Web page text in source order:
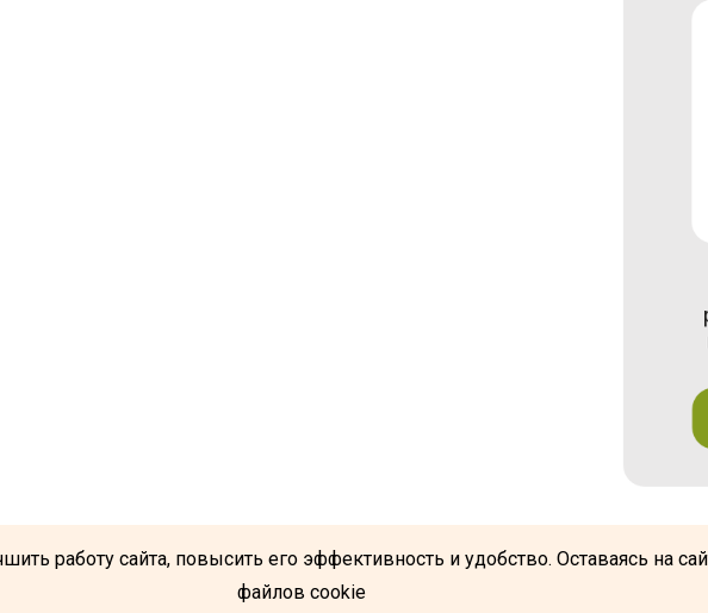
работу сайта, повысить его эффективность и удобство. Оставаясь на
файлов cookie